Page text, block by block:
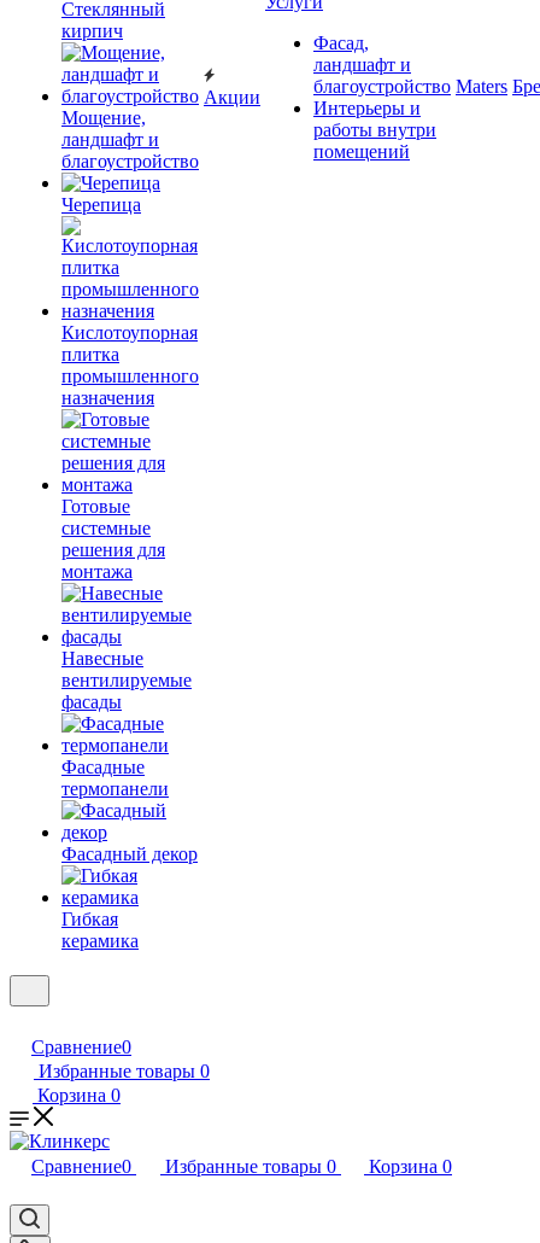
Cтеклянный
кирпич
Мощение,
ландшафт и
благоустройство
Черепица
Кислотоупорная
плитка
промышленного
назначения
Готовые
системные
решения для
монтажа
Навесные
вентилируемые
фасады
Фасадные
термопанели
Фасадный декор
Гибкая
керамика
Акции
Фасад,
ландшафт и
благоустройство
Интерьеры и
работы внутри
помещений
Maters
Сравнение0
Избранные товары 0
Корзина 0
Сравнение0 Избранные товары 0 Корзина 0